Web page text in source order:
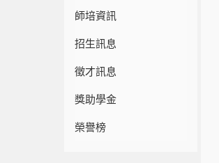
師培資訊
招生訊息
徵才訊息
獎助學金
榮譽榜